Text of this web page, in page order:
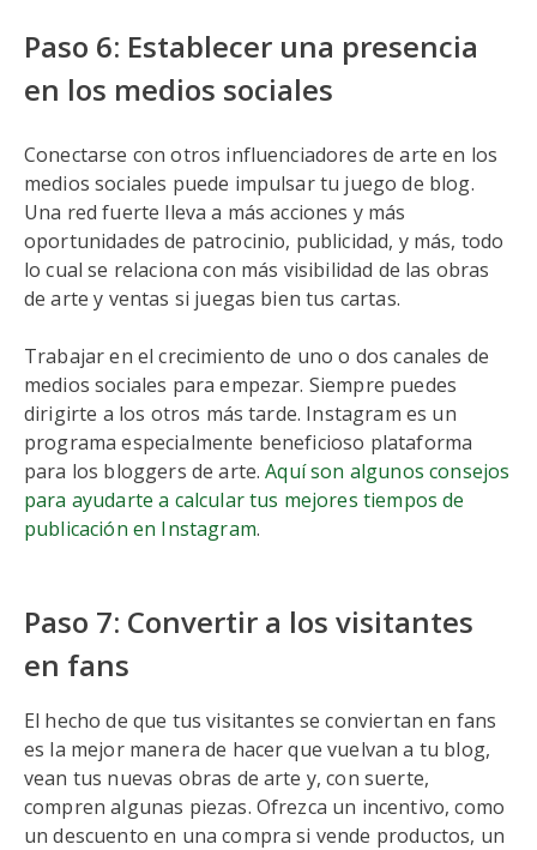
Paso 6: Establecer una presencia
en los medios sociales
Conectarse con otros influenciadores de arte en los
medios sociales puede impulsar tu juego de blog.
Una red fuerte lleva a más acciones y más
oportunidades de patrocinio, publicidad, y más, todo
lo cual se relaciona con más visibilidad de las obras
de arte y ventas si juegas bien tus cartas.
Trabajar en el crecimiento de uno o dos canales de
medios sociales para empezar. Siempre puedes
dirigirte a los otros más tarde. Instagram es un
programa especialmente beneficioso plataforma
para los bloggers de arte.Aquí son algunos consejos
para ayudarte a calcular tus mejores tiempos de
publicación en Instagram.
Paso 7: Convertir a los visitantes
en fans
El hecho de que tus visitantes se conviertan en fans
es la mejor manera de hacer que vuelvan a tu blog,
vean tus nuevas obras de arte y, con suerte,
compren algunas piezas. Ofrezca un incentivo, como
un descuento en una compra si vende productos, un